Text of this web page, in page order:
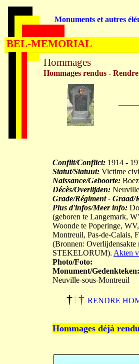
Conflit/Conflict: 1914 -
Statut/Statuut: Victime
Naissance/Geboorte:
Décès/Overlijden:
Grade/Régiment - Graad/
Plus d'infos/Meer info:
(geboren te Langemark,
Woonde te Poperinge,
Montreuil, Pas-de-Calais,
(Bronnen:
STEKELORUM). Akten
Photo/Foto:
Monument/Gedenkteken:
Neuville-sous-Montreuil
††† RENDRE
Hommages déjà
Hommages
Hommages rendus -
Monuments et autres
BEL-MEMORIAL